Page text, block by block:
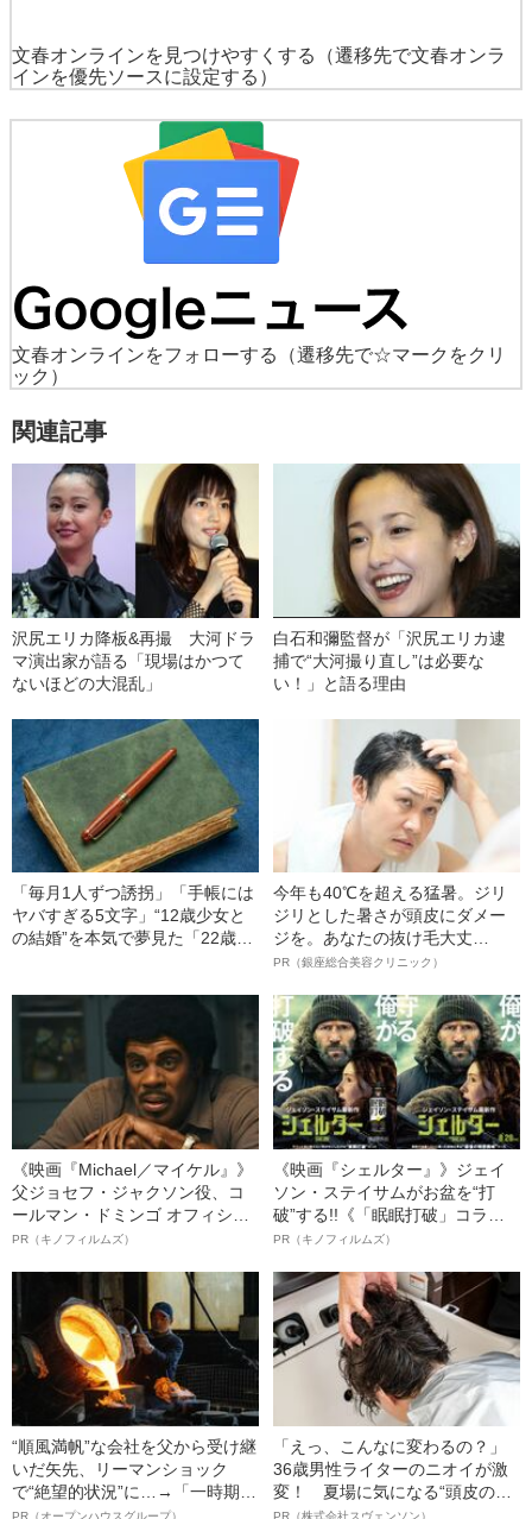
文春オンラインを見つけやすくする
（遷移先で文春オンラ
インを優先ソースに設定する）
文春オンラインをフォローする
（遷移先で☆マークをクリ
ック）
関連記事
沢尻エリカ降板&再撮 大河ドラ
マ演出家が語る「現場はかつて
ないほどの大混乱」
白石和彌監督が「沢尻エリカ逮
捕で“大河撮り直し”は必要な
い！」と語る理由
「毎月1人ずつ誘拐」「手帳には
ヤバすぎる5文字」“12歳少女と
の結婚”を本気で夢見た「22歳男
今年も40℃を超える猛暑。ジリ
ジリとした暑さが頭皮にダメー
ジを。あなたの抜け毛大丈
夫！？
PR（銀座総合美容クリニック）
《映画『Michael／マイケル』》
父ジョセフ・ジャクソン役、コ
ールマン・ドミンゴ オフィシャ
ルインタビュー“観客を魅了した
語る”《日本興収70億円突破》
PR（キノフィルムズ）
《映画『シェルター』》ジェイ
ソン・ステイサムがお盆を“打
破”する!!《「眠眠打破」コラ
ボ》
PR（キノフィルムズ）
“順風満帆”な会社を父から受け継
いだ矢先、リーマンショック
で“絶望的状況”に…→「一時期は
納品3年待ち」のヒット商品を生
PR（オープンハウスグループ）
「えっ、こんなに変わるの？」
36歳男性ライターのニオイが激
変！ 夏場に気になる“頭皮のニ
オイ”や“ベタつき”を解消す
PR（株式会社スヴェンソン）